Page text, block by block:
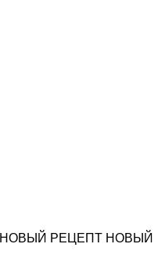
НОВЫЙ РЕЦЕПТ НОВЫЙ